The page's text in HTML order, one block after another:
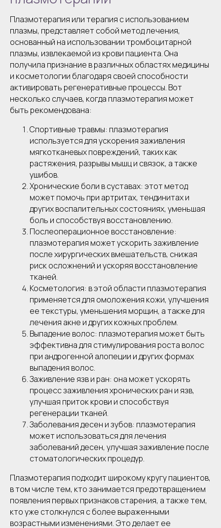
Плазмотерапия или терапия с использованием
плазмы, представляет собой метод лечения,
основанный на использовании тромбоцитарной
плазмы, извлекаемой из крови пациента. Она
получила признание в различных областях медицины
и косметологии благодаря своей способности
активировать регенеративные процессы. Вот
несколько случаев, когда плазмотерапия может
быть рекомендована:
Спортивные травмы: плазмотерапия
используется для ускорения заживления
мягкотканевых повреждений, таких как
растяжения, разрывы мышц и связок, а также
ушибов.
Хронические боли в суставах: этот метод
может помочь при артритах, тендинитах и
других воспалительных состояниях, уменьшая
боль и способствуя восстановлению.
Послеоперационное восстановление:
плазмотерапия может ускорить заживление
после хирургических вмешательств, снижая
риск осложнений и ускоряя восстановление
тканей.
Косметология: в этой области плазмотерапия
применяется для омоложения кожи, улучшения
ее текстуры, уменьшения морщин, а также для
лечения акне и других кожных проблем.
Выпадение волос: плазмотерапия может быть
эффективна для стимулирования роста волос
при андрогенной алопеции и других формах
выпадения волос.
Заживление язв и ран: она может ускорять
процесс заживления хронических ран и язв,
улучшая приток крови и способствуя
регенерации тканей.
Заболевания десен и зубов: плазмотерапия
может использоваться для лечения
заболеваний десен, улучшая заживление после
стоматологических процедур.
Плазмотерапия подходит широкому кругу пациентов,
в том числе тем, кто занимается предотвращением
появления первых признаков старения, а также тем,
кто уже столкнулся с более выраженными
возрастными изменениями. Это делает ее